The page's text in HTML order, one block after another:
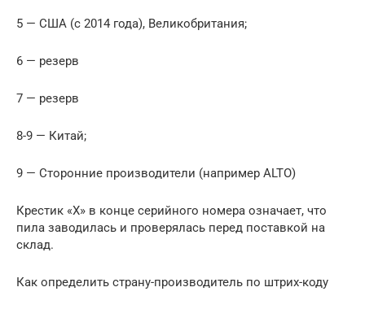
5 — США (с 2014 года), Великобритания;
6 — резерв
7 — резерв
8-9 — Китай;
9 — Сторонние производители (например ALTO)
Крестик «Х» в конце серийного номера означает, что
пила заводилась и проверялась перед поставкой на
склад.
Как определить страну-производитель по штрих-коду